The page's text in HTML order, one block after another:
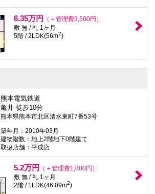
6.35万円
（＋管理費3,500円）
敷 無 / 礼 1ヶ月
5階 / 2LDK(56m2)
熊本電気鉄道
亀井 徒歩10分
熊本県熊本市北区清水東町7番53号
築年月：2010年03月
建物階数：地上2階地下0階建て
取扱店舗：平成店
5.2万円
（＋管理費1,800円）
敷 無 / 礼 1ヶ月
2階 / 1LDK(46.09m2)